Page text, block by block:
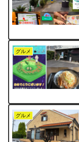
グルメ
グルメ